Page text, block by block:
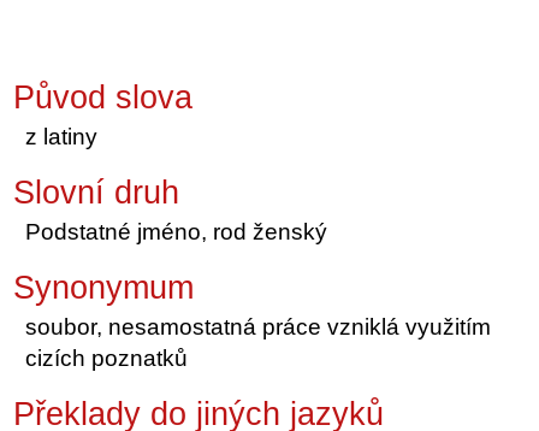
Původ slova
z latiny
Slovní druh
Podstatné jméno, rod ženský
Synonymum
soubor, nesamostatná práce vzniklá využitím
cizích poznatků
Překlady do jiných jazyků